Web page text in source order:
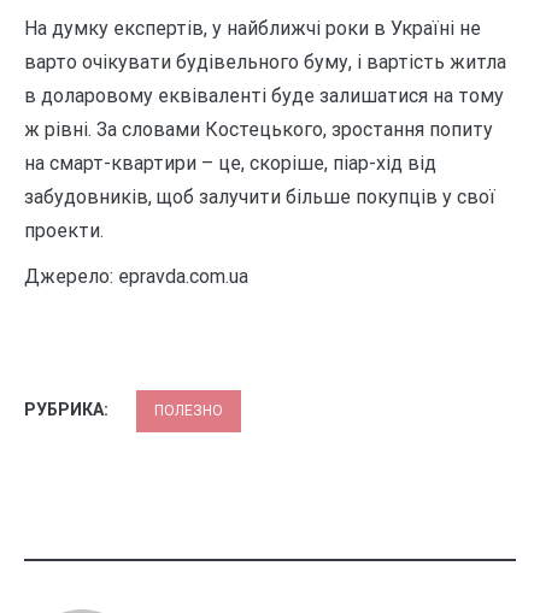
На думку експертів, у найближчі роки в Україні не
варто очікувати будівельного буму, і вартість житла
в доларовому еквіваленті буде залишатися на тому
ж рівні. За словами Костецького, зростання попиту
на смарт-квартири – це, скоріше, піар-хід від
забудовників, щоб залучити більше покупців у свої
проекти.
Джерело: epravda.com.ua
РУБРИКА: ПОЛЕЗНО